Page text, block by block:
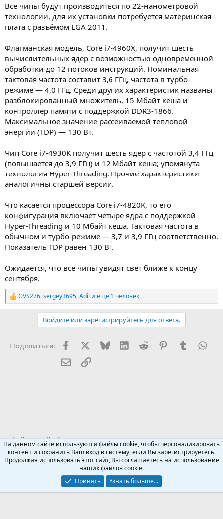
Все чипы будут производиться по 22-нанометровой
технологии, для их установки потребуется материнская
плата с разъёмом LGA 2011.
Флагманская модель, Core i7-4960X, получит шесть
вычислительных ядер с возможностью одновременной
обработки до 12 потоков инструкций. Номинальная
тактовая частота составит 3,6 ГГц, частота в турбо-
режиме — 4,0 ГГц. Среди других характеристик названы
разблокированный множитель, 15 Мбайт кеша и
контроллер памяти с поддержкой DDR3-1866.
Максимальное значение рассеиваемой тепловой
энергии (TDP) — 130 Вт.
Чип Core i7-4930K получит шесть ядер с частотой 3,4 ГГц
(повышается до 3,9 ГГц) и 12 Мбайт кеша; упомянута
технология Hyper-Threading. Прочие характеристики
аналогичны старшей версии.
Что касается процессора Core i7-4820K, то его
конфигурация включает четыре ядра с поддержкой
Hyper-Threading и 10 Мбайт кеша. Тактовая частота в
обычном и турбо-режиме — 3,7 и 3,9 ГГц соответственно.
Показатель TDP равен 130 Вт.
Ожидается, что все чипы увидят свет ближе к концу
сентября.
Р
е
и
GVS276,sergey3695,Adil и ещё 1 человек
Войдите или зарегистрируйтесь для ответа.
Поделиться: FacebookX (Twitter)
BlueskyLinkedInReddit PinterestTumblr
Электронная почта
Ссылка
Новости Hardware
Russian (RU)
Условия и правила
Политика конфиденциальности
Помощь
На данном сайте используются файлы cookie, чтобы персонализировать
контент и сохранить Ваш вход в систему, если Вы зарегистрируетесь.
Продолжая использовать этот сайт, Вы соглашаетесь на использование
наших файлов cookie.
Принять
Узнать больше...